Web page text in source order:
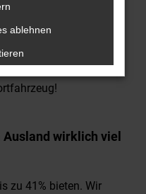
die meisten Hersteller
einen bestimmten
Der VW
EU-Land ist
wirklich viel
zu 41% bieten. Wir
ablehnen